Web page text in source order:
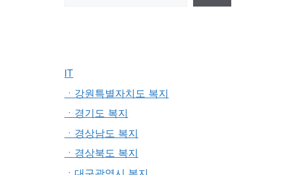
IT
ㆍ강원특별자치도 복지
ㆍ경기도 복지
ㆍ경상남도 복지
ㆍ경상북도 복지